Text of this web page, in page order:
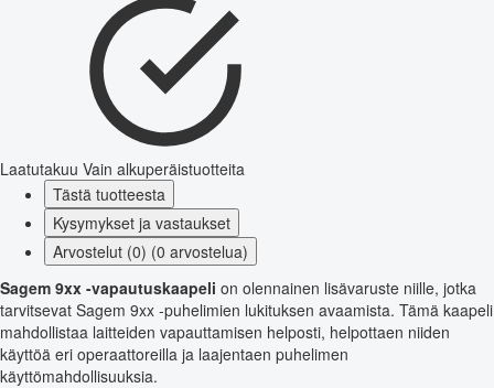
Laatutakuu Vain alkuperäistuotteita
Tästä tuotteesta
Kysymykset ja vastaukset
Arvostelut (0) (0 arvostelua)
Sagem 9xx -vapautuskaapeli on olennainen lisävaruste niille, jotka
tarvitsevat Sagem 9xx -puhelimien lukituksen avaamista. Tämä kaapeli
mahdollistaa laitteiden vapauttamisen helposti, helpottaen niiden
käyttöä eri operaattoreilla ja laajentaen puhelimen
käyttömahdollisuuksia.